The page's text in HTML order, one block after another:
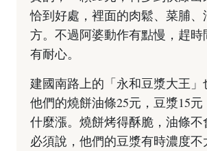
恰到好處，裡面的肉鬆、菜脯、
方。不過阿婆動作有點慢，趕
有耐心。
建國南路上的「永和豆漿大王」
他們的燒餅油條25元，豆漿15
什麼漲。燒餅烤得酥脆，油條
必須說，他們的豆漿有時濃度